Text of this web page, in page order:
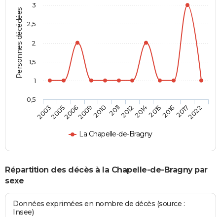
Personnes décédées
La Chapelle-de-Bragny
20032005200620092010 2011201220142015201620172022
0,5
1
1,5
2
2,5
3
Répartition des décès à la Chapelle-de-Bragny par
sexe
Données exprimées en nombre de décès (source :
Insee)